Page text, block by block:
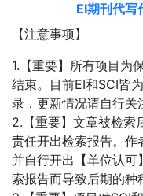
EI期刊代写
【注意事项】
1.【重要】所有项目为
结束。目前EI和SCI皆
录，更新情况请自行关
2.【重要】文章被检索
责任开出检索报告。作
并自行开出【单位认可
索报告而导致后期的种